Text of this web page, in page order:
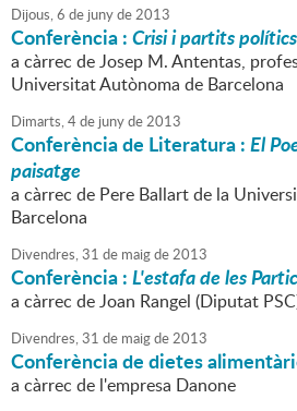
Dijous,6 de junyde2013
Conferència :Crisi i partits polítics
a càrrec de Josep M. Antentas,
Universitat Autònoma de Barcelona
Dimarts,4de junyde2013
Conferència de Literatura :El
paisatge
a càrrec de Pere Ballart de la
Barcelona
Divendres,31 de maigde2013
Conferència :L'estafa de les
a càrrec de Joan Rangel (Diputat
Divendres,31 de maigde2013
Conferència de dietes
a càrrec de l'empresa Danone